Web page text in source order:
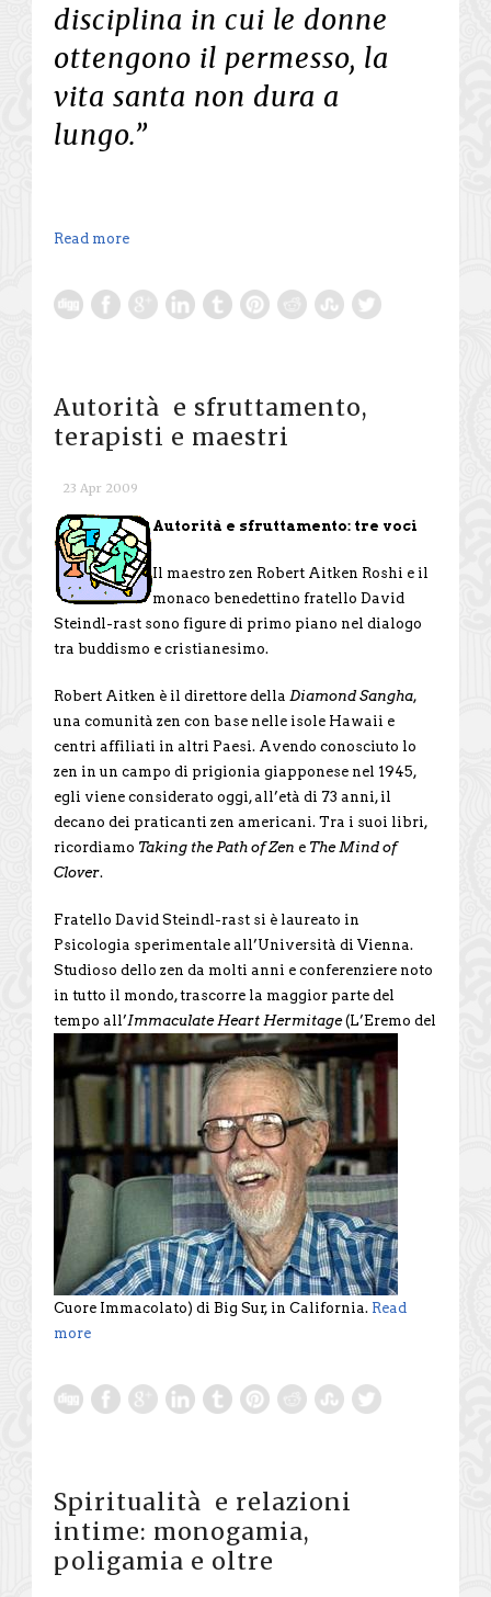
disciplina in cui le donne
ottengono il permesso, la
vita santa non dura a
lungo.”
Read more
Autorità e sfruttamento,
terapisti e maestri
23 Apr 2009
Autorità e sfruttamento: tre voci
Il maestro zen Robert Aitken Roshi e il
monaco benedettino fratello David
Steindl-rast sono figure di primo piano nel dialogo
tra buddismo e cristianesimo.
Robert Aitken è il direttore della Diamond Sangha,
una comunità zen con base nelle isole Hawaii e
centri affiliati in altri Paesi. Avendo conosciuto lo
zen in un campo di prigionia giapponese nel 1945,
egli viene considerato oggi, all’età di 73 anni, il
decano dei praticanti zen americani. Tra i suoi libri,
ricordiamo Taking the Path of Zen e The Mind of
Clover.
Fratello David Steindl-rast si è laureato in
Psicologia sperimentale all’Università di Vienna.
Studioso dello zen da molti anni e conferenziere noto
in tutto il mondo, trascorre la maggior parte del
tempo all’Immaculate Heart Hermitage(L’Eremo del
Cuore Immacolato) di Big Sur, in California. Read
more
Spiritualità e relazioni
intime: monogamia,
poligamia e oltre